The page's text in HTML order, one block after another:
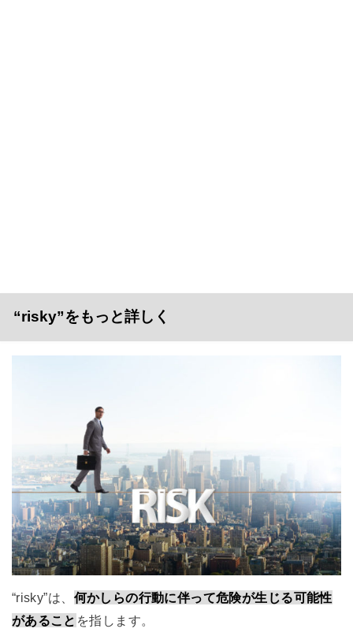
“risky”をもっと詳しく
“risky”は、 何かしらの行動に伴って危険が生じる可能性
があること を指します。